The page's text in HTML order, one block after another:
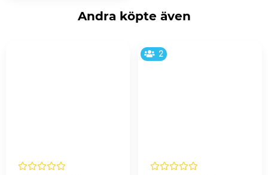
Andra köpte även
2